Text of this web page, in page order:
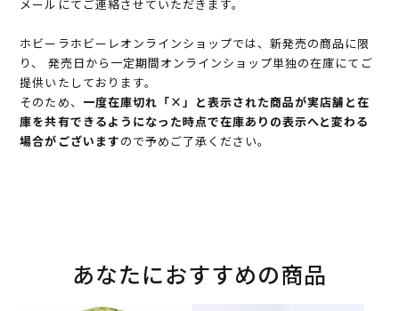
メールにてご連絡させていただきます。
ホビーラホビーレオンラインショップでは、新発売の商品に限
り、 発売日から一定期間オンラインショップ単独の在庫にてご
提供いたしております。
そのため、 一度在庫切れ「×」と表示された商品が実店舗と在
庫を共有できるようになった時点で在庫ありの表示へと変わる
場合がございますので予めご了承ください。
あなたにおすすめの商品